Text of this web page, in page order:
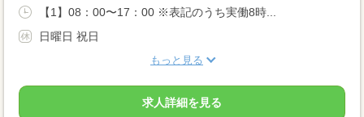
【1】08：00〜17：00 ※表記のうち実働8時...
日曜日 祝日
もっと見る
求人詳細を見る